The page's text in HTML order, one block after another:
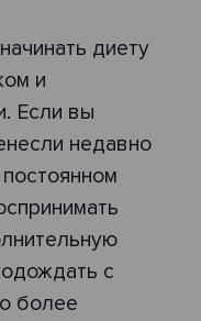
диету
и
Если вы
недавно
с
более